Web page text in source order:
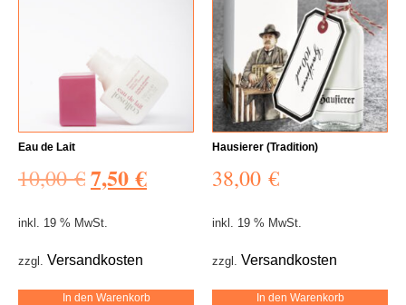
Eau de Lait
10,00€7,50€
inkl. 19 % MwSt.
zzgl. Versandkosten
In den Warenkorb
Hausierer (Tradition)
38,00 €
inkl. 19 % MwSt.
zzgl. Versandkosten
In den Warenkorb